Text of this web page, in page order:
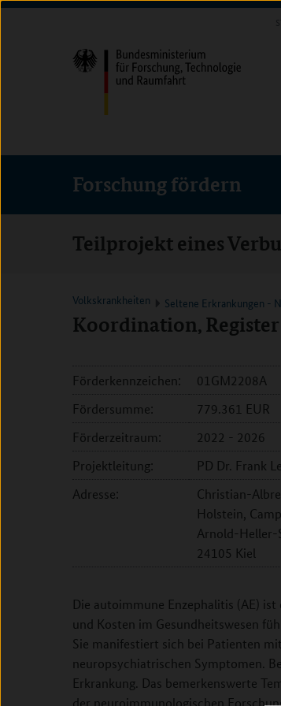
Direkt
(Eingabetaste)
Direkt
(Eingabetaste)
Direkt
(Eingabetaste)
Forschung fördern
Teilprojekt eines
Volkskrankheiten Seltene Erkrankungen -
Koordination,
Förderkennzeichen:
01GM2208A
Fördersumme:
779.361 EUR
Förderzeitraum:
2022 - 2026
Projektleitung:
PD Dr. Frank
Adresse:
Christian-
Holstein,
Arnold-Heller-
24105 Kiel
Die autoimmune Enzephalitis (AE)
und Kosten im Gesundheitswesen
Sie manifestiert sich bei Patienten
neuropsychiatrischen Symptomen.
Erkrankung. Das bemerkenswerte
der neuroimmunologischen